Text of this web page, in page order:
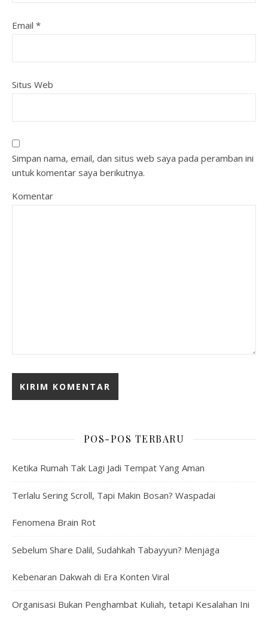
Email *
Situs Web
Simpan nama, email, dan situs web saya pada peramban ini
untuk komentar saya berikutnya.
Komentar
POS-POS TERBARU
Ketika Rumah Tak Lagi Jadi Tempat Yang Aman
Terlalu Sering Scroll, Tapi Makin Bosan? Waspadai
Fenomena Brain Rot
Sebelum Share Dalil, Sudahkah Tabayyun? Menjaga
Kebenaran Dakwah di Era Konten Viral
Organisasi Bukan Penghambat Kuliah, tetapi Kesalahan Ini